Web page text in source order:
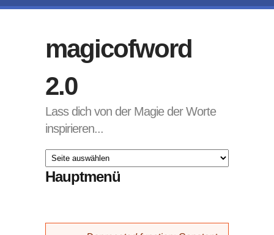
magicofword
2.0
Lass dich von der Magie der Worte
inspirieren...
Hauptmenü